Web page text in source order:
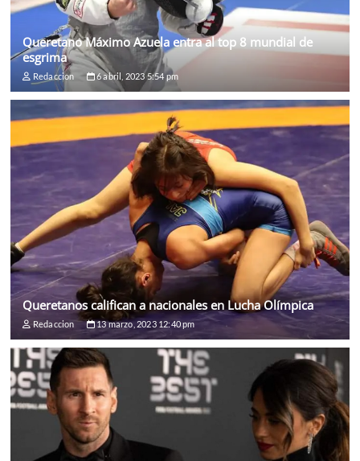
Queretano Máximo Azuela entra al top 8 mundial de
esgrima
Redaccion 6 abril, 2023 5:54 pm
Queretanos califican a nacionales en Lucha Olímpica
Redaccion 13 marzo, 2023 12:40 pm